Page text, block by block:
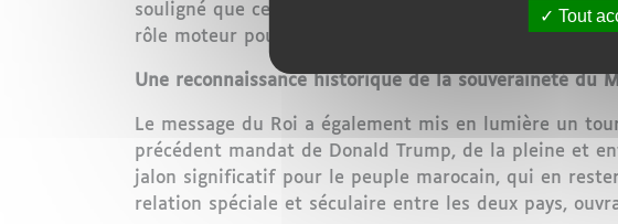
souligné que cette alliance a permis aux deux pays
rôle moteur pour la paix, la sécurité et la prospérité,
Une reconnaissance historique de la souveraineté du
Le message du Roi a également mis en lumière un
précédent mandat de Donald Trump, de la pleine et
jalon significatif pour le peuple marocain, qui en
relation spéciale et séculaire entre les deux pays,
Tout